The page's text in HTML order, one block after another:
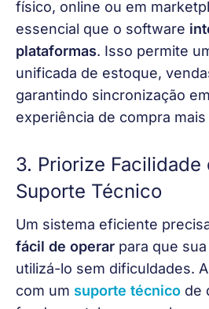
físico, online ou em
essencial que o software
plataformas. Isso permite
unificada de estoque,
garantindo sincronização
experiência de compra mais
3. Priorize Facilidade
Suporte Técnico
Um sistema eficiente
fácil de operar para que
utilizá-lo sem dificuldades.
com um suporte técnico de